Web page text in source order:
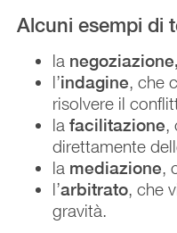
Alcuni esempi di
la negoziazione,
l’indagine, che
risolvere il
la facilitazione,
direttamente
la mediazione,
l’arbitrato, che
gravità.